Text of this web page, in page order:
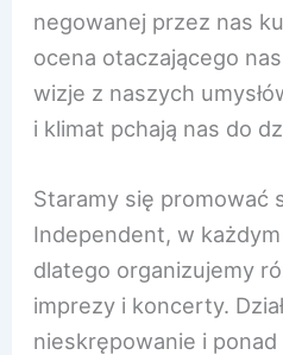
negowanej przez nas
ocena otaczającego
wizje z naszych
i klimat pchają nas do
Staramy się promować
Independent, w
dlatego organizujemy
imprezy i koncerty.
nieskrępowanie i ponad